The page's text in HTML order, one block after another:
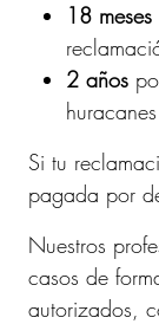
18 meses
2 años
Si tu
pagada por
Nuestros
casos de
autorizados,